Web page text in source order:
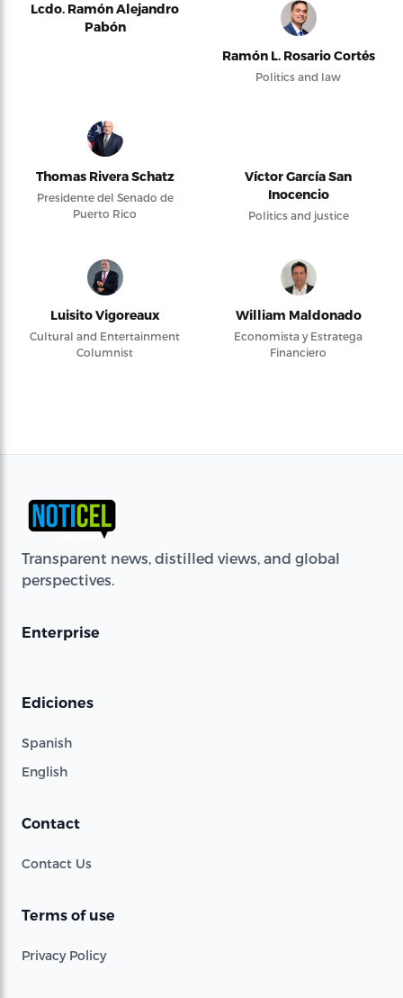
Lcdo. Ramón Alejandro
Pabón
Ramón L. Rosario Cortés
Politics and law
Thomas Rivera Schatz
Presidente del Senado de
Puerto Rico
Víctor García San
Inocencio
Politics and justice
Luisito Vigoreaux
Cultural and Entertainment
Columnist
William Maldonado
Economista y Estratega
Financiero
Transparent news, distilled views, and global
perspectives.
Enterprise
Ediciones
Spanish
English
Contact
Contact Us
Terms of use
Privacy Policy